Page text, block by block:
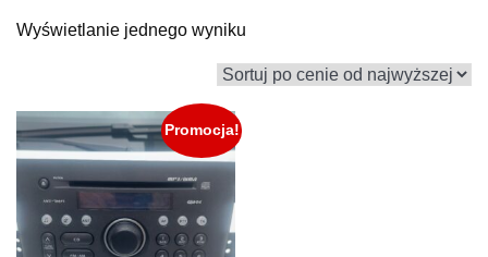
Wyświetlanie jednego wyniku
Promocja!